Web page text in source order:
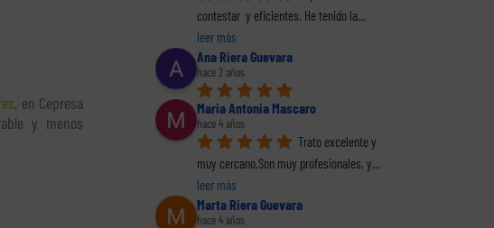
, en Cepresa
y menos
contestar  y eficientes. He tenido la
leer más
Ana Riera Guevara
hace 2 años
Maria Antonia Mascaro
hace 4 años
Trato excelente y
muy cercano.Son muy profesionales, y
leer más
Marta Riera Guevara
hace 4 años